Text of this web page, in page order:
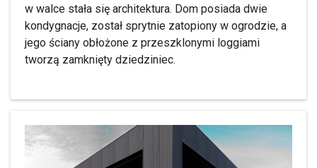
w walce stała się architektura. Dom posiada dwie
kondygnacje, został sprytnie zatopiony w ogrodzie, a
jego ściany obłożone z przeszklonymi loggiami
tworzą zamknięty dziedziniec.